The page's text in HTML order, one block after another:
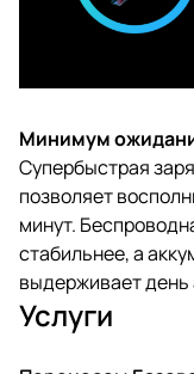
Минимум
Супербыстрая
позволяет
минут.
стабильнее, а
выдерживает день
Услуги